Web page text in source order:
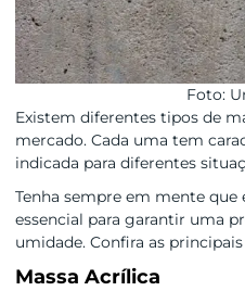
Foto:
Existem diferentes tipos de
mercado. Cada uma tem
indicada para diferentes
Tenha sempre em mente
essencial para garantir uma
umidade. Confira as
Massa Acrílica